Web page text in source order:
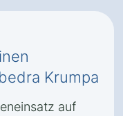
Krumpa
auf